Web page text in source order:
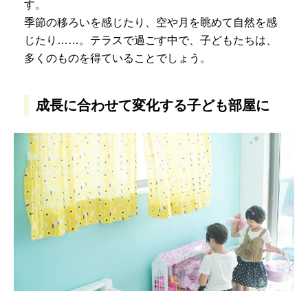
す。
季節の移ろいを感じたり、空や月を眺めて自然を感
じたり……。テラスで過ごす中で、子どもたちは、
多くのものを得ていることでしょう。
成長に合わせて変化する子ども部屋に